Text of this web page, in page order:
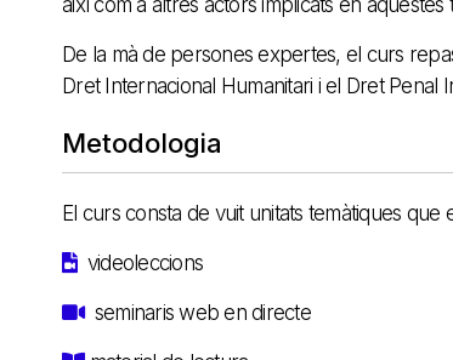
De la mà de persones expertes, el curs
Dret Internacional Humanitari i el Dret Penal
Metodologia
El curs consta de vuit unitats temàtiques
videoleccions
seminaris web en directe